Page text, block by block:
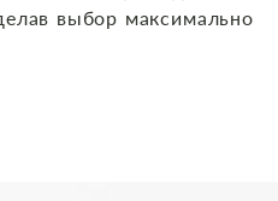
выбор максимально